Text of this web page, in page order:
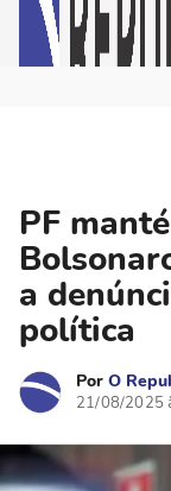
PF
a
política
Por O
21/08/2025